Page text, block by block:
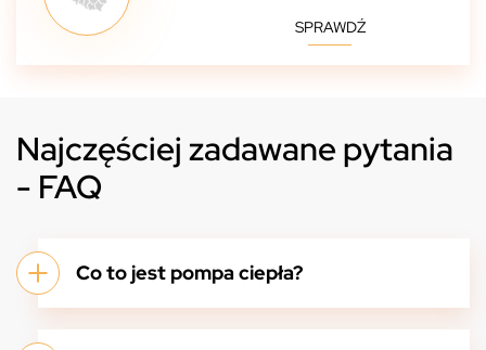
SPRAWDŹ
Najczęściej zadawane pytania
- FAQ
Co to jest pompa ciepła?